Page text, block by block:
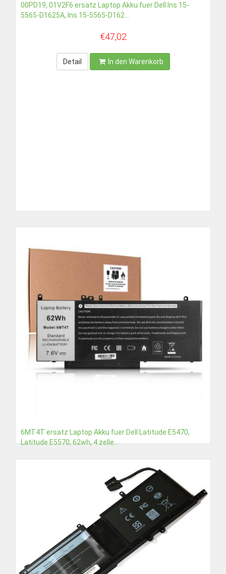
00PD19, 01V2F6 ersatz Laptop Akku fuer Dell Ins 15-
5565-D1625A, Ins 15-5565-D162...
€47,02
Detail In den Warenkorb
6MT4T ersatz Laptop Akku fuer Dell Latitude E5470,
Latitude E5570, 62wh, 4 zelle...
In den Warenkorb